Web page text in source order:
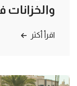
اقرأ أكثر